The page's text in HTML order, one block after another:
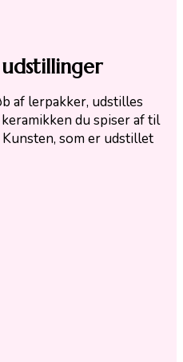
af lerpakker, udstilles
du spiser af til
som er udstillet